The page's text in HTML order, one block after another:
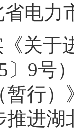
省电力
关于
〕9
行）
推进湖